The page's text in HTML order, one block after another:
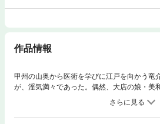
作品情報
甲州の山奥から医術を学びに江戸を向かう竜
が、淫気満々であった。偶然、大店の娘・美
を巡る運が上昇する。美和の美人母・八重と
や、旗本の娘などとも関係する。そして美和
この上昇運の行先は？